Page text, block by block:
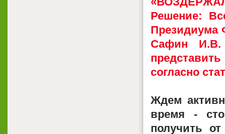
Решение:
Президиума
Сафин И.В.
согласно
Ждем
время -
получить